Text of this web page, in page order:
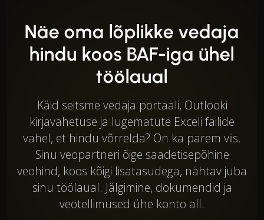
Näe oma lõplikke vedaja
hindu koos BAF-iga ühel
töölaual
Käid seitsme vedaja portaali, Outlooki
kirjavahetuse ja lugematute Exceli failide
vahel, et hindu võrrelda? On ka parem viis.
Sinu veopartneri õige saadetisepõhine
veohind, koos kõigi lisatasudega, nähtav juba
sinu töölaual. Jälgimine, dokumendid ja
veotellimused ühe konto all.